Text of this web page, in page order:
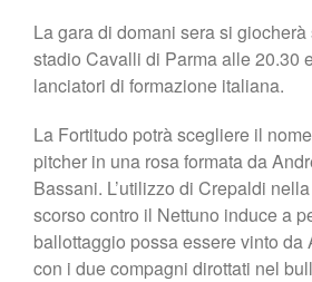
La gara di domani sera si
stadio Cavalli di Parma alle 20.30
lanciatori di formazione italiana.
La Fortitudo potrà scegliere il
pitcher in una rosa formata da
Bassani. L’utilizzo di Crepaldi
scorso contro il Nettuno induce a
ballottaggio possa essere vinto da
con i due compagni dirottati nel